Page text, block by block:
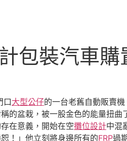
包裝汽車
口大型公仔的一台老舊自動販賣
的盆栽，被一股金色的能量扭
在意義，開始在空攤位設計中混
！」他立刻將身邊所有的FRP過